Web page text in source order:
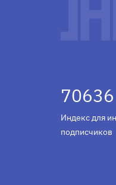
70636
Индекс для
подписчиков